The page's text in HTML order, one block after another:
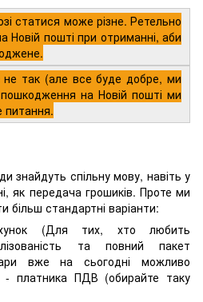
статися може різне. Ретельно
Новій пошті при отриманні, аби
так (але все буде добре, ми
на Новій пошті ми
питання.
знайдуть спільну мову, навіть у
як передача грошиків. Проте ми
стандартні варіанти:
(Для тих, хто любить
та повний пакет
вже на сьогодні можливо
- платника ПДВ (обирайте таку